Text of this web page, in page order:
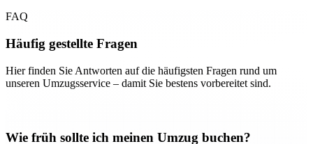
FAQ
Häufig gestellte Fragen
Hier finden Sie Antworten auf die häufigsten Fragen rund um
unseren Umzugsservice – damit Sie bestens vorbereitet sind.
Wie früh sollte ich meinen Umzug buchen?